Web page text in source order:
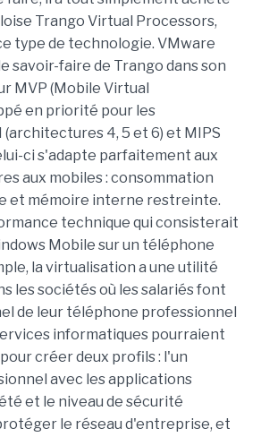
Trango Virtual Processors,
type de technologie. VMware
savoir-faire de Trango dans son
MVP (Mobile Virtual
en priorité pour les
(architectures 4, 5 et 6) et MIPS
ci s'adapte parfaitement aux
aux mobiles : consommation
et mémoire interne restreinte.
technique qui consisterait
Mobile sur un téléphone
la virtualisation a une utilité
les sociétés où les salariés font
de leur téléphone professionnel
informatiques pourraient
créer deux profils : l'un
avec les applications
et le niveau de sécurité
le réseau d'entreprise, et